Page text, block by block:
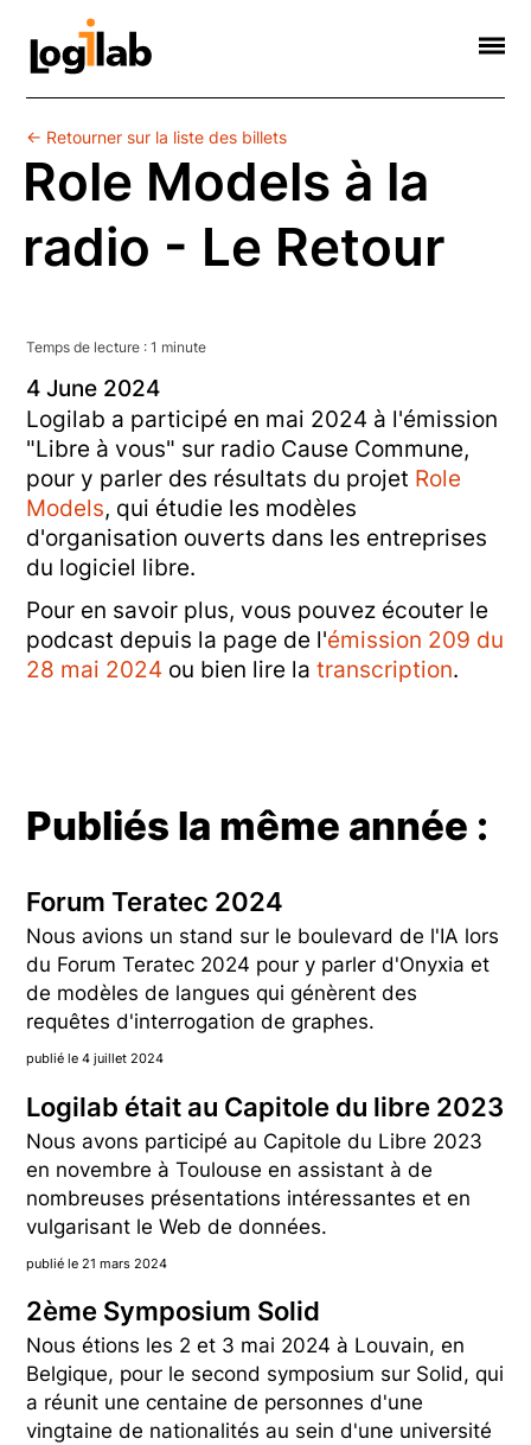
Société
Web Sémantique
Formations
Informatique Scientifique
Contact
← Retourner sur la liste des billets
Role Models à la
radio - Le Retour
Temps de lecture : 1 minute
4 June 2024
Logilab a participé en mai 2024 à l'émission
"Libre à vous" sur radio Cause Commune,
pour y parler des résultats du projet Role
Models, qui étudie les modèles
d'organisation ouverts dans les entreprises
du logiciel libre.
Pour en savoir plus, vous pouvez écouter le
podcast depuis la page de l'émission 209 du
28 mai 2024 ou bien lire la transcription.
Publiés la même année :
Forum Teratec 2024
Nous avions un stand sur le boulevard de l'IA lors
du Forum Teratec 2024 pour y parler d'Onyxia et
de modèles de langues qui génèrent des
requêtes d'interrogation de graphes.
publié le 4 juillet 2024
Logilab était au Capitole du libre 2023
Nous avons participé au Capitole du Libre 2023
en novembre à Toulouse en assistant à de
nombreuses présentations intéressantes et en
vulgarisant le Web de données.
publié le 21 mars 2024
2ème Symposium Solid
Nous étions les 2 et 3 mai 2024 à Louvain, en
Belgique, pour le second symposium sur Solid, qui
a réunit une centaine de personnes d'une
vingtaine de nationalités au sein d'une université